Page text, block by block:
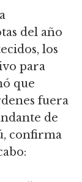
del año
los
para
que
fuera
de
confirma